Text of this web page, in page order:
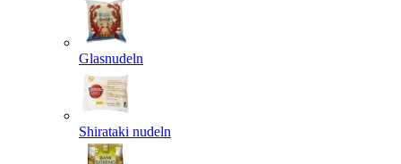
Glasnudeln
Shirataki nudeln